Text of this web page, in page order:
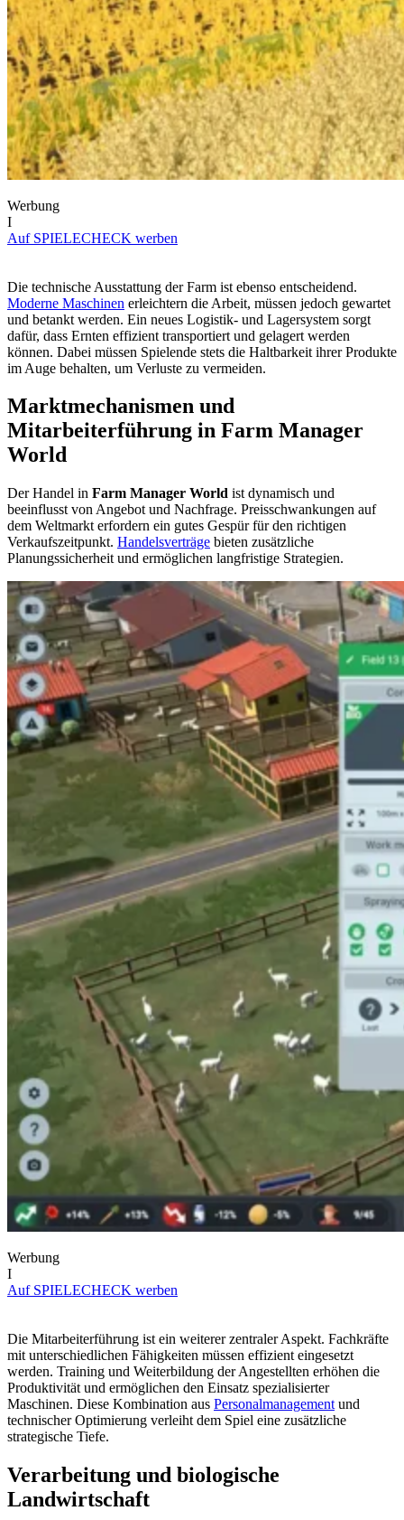
Werbung
I
Auf SPIELECHECK werben
Die technische Ausstattung der Farm ist ebenso entscheidend.
Moderne Maschinen erleichtern die Arbeit, müssen jedoch gewartet
und betankt werden. Ein neues Logistik- und Lagersystem sorgt
dafür, dass Ernten effizient transportiert und gelagert werden
können. Dabei müssen Spielende stets die Haltbarkeit ihrer Produkte
im Auge behalten, um Verluste zu vermeiden.
Marktmechanismen und
Mitarbeiterführung in Farm Manager
World
Der Handel in Farm Manager World ist dynamisch und
beeinflusst von Angebot und Nachfrage. Preisschwankungen auf
dem Weltmarkt erfordern ein gutes Gespür für den richtigen
Verkaufszeitpunkt. Handelsverträge bieten zusätzliche
Planungssicherheit und ermöglichen langfristige Strategien.
Werbung
I
Auf SPIELECHECK werben
Die Mitarbeiterführung ist ein weiterer zentraler Aspekt. Fachkräfte
mit unterschiedlichen Fähigkeiten müssen effizient eingesetzt
werden. Training und Weiterbildung der Angestellten erhöhen die
Produktivität und ermöglichen den Einsatz spezialisierter
Maschinen. Diese Kombination aus Personalmanagement und
technischer Optimierung verleiht dem Spiel eine zusätzliche
strategische Tiefe.
Verarbeitung und biologische
Landwirtschaft